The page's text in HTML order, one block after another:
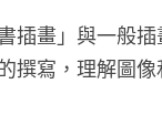
插畫」與一般
撰寫，理解圖